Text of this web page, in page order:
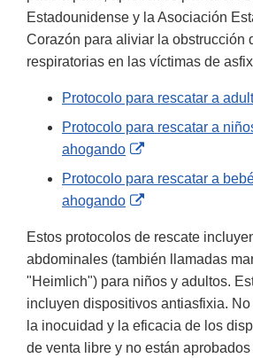
Estadounidense y la Asociación
Corazón para aliviar la obstrucción
respiratorias en las víctimas de
Protocolo para rescatar a
Protocolo para rescatar a
ahogando
External
Disclaimer
Protocolo para rescatar a
ahogando
External
Disclaimer
Estos protocolos de rescate
abdominales (también llamadas
"Heimlich") para niños y adultos.
incluyen dispositivos antiasfixia.
la inocuidad y la eficacia de los
de venta libre y no están